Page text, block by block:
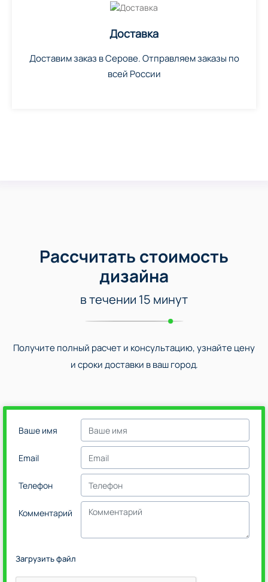
Доставка
Доставим заказ в Серове. Отправляем заказы по
всей России
Рассчитать стоимость
дизайна
в течении 15 минут
Получите полный расчет и консультацию, узнайте цену
и сроки доставки в ваш город.
Ваше имя
Email
Телефон
Комментарий
Загрузить файл